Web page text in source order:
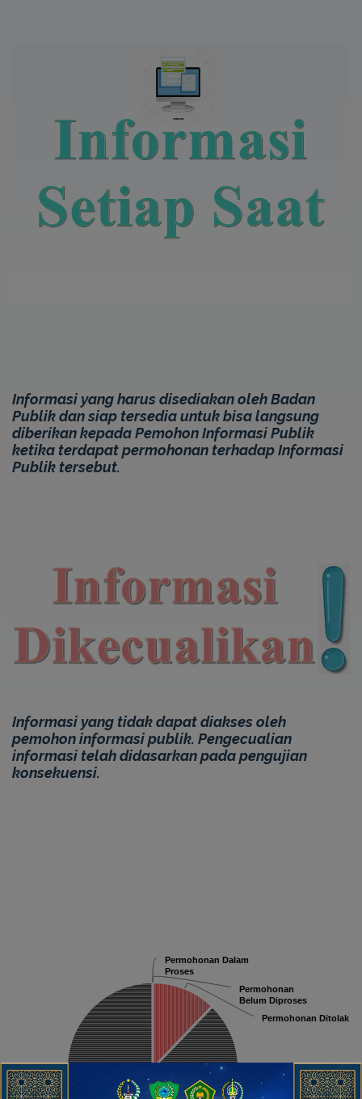
Informasi yang harus disediakan oleh Badan
Publik dan siap tersedia untuk bisa langsung
diberikan kepada Pemohon Informasi Publik
ketika terdapat permohonan terhadap Informasi
Publik tersebut.
Informasi yang tidak dapat diakses oleh
pemohon informasi publik. Pengecualian
informasi telah didasarkan pada pengujian
konsekuensi.
Permohonan Dalam
Proses
Permohonan Dalam
Proses
Permohonan
Belum Diproses
Permohonan
Belum Diproses
Permohonan Ditolak
Permohonan Ditolak